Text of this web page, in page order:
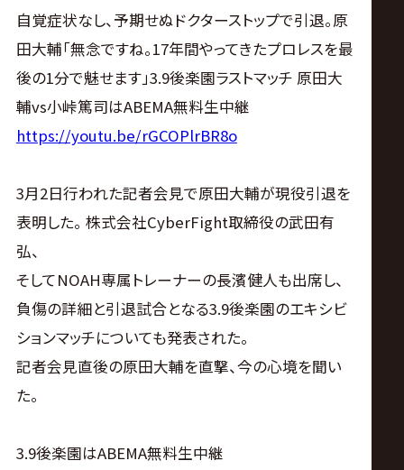
ア
公
式
サ
イ
ト
自覚症状なし、予期せぬドクターストップで引退。原
田大輔「無念ですね。17年間やってきたプロレスを最
後の1分で魅せます」3.9後楽園ラストマッチ 原田大
輔vs小峠篤司はABEMA無料生中継
https://youtu.be/rGCOPlrBR8o
3月2日行われた記者会見で原田大輔が現役引退を
表明した。 株式会社CyberFight取締役の武田有
弘、
そしてNOAH専属トレーナーの長濱健人も出席し、
負傷の詳細と引退試合となる3.9後楽園のエキシビ
ションマッチについても発表された。
記者会見直後の原田大輔を直撃、今の心境を聞い
た。
3.9後楽園はABEMA無料生中継